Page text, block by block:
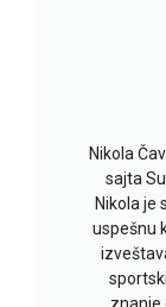
Nikola
sajta
Nikola je
uspešnu
znanje